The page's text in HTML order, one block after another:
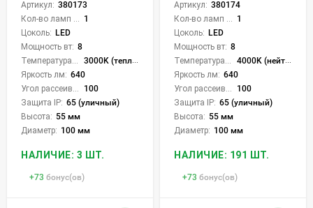
Артикул: 380173
1
Цоколь: LED
Мощность вт: 8
3000K (теплый)
Яркость лм: 640
100
Защита IP: 65 (уличный)
Высота: 55 мм
Диаметр: 100 мм
НАЛИЧИЕ: 3 ШТ.
+73 бонус(ов)
Артикул: 380174
1
Цоколь: LED
Мощность вт: 8
4000K (нейтральный)
Яркость лм: 640
100
Защита IP: 65 (уличный)
Высота: 55 мм
Диаметр: 100 мм
НАЛИЧИЕ: 191 ШТ.
+73 бонус(ов)